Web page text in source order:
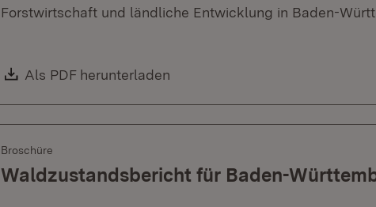
Forstwirtschaft und ländliche Entwicklung in Baden-
Download:
Als PDF herunterladen
Broschüre
Waldzustandsbericht für Baden-